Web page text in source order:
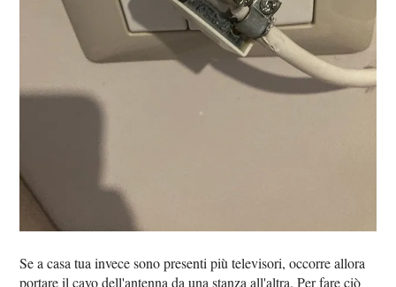
Se a casa tua invece sono presenti più televisori, occorre allora
portare il cavo dell'antenna da una stanza all'altra. Per fare ciò